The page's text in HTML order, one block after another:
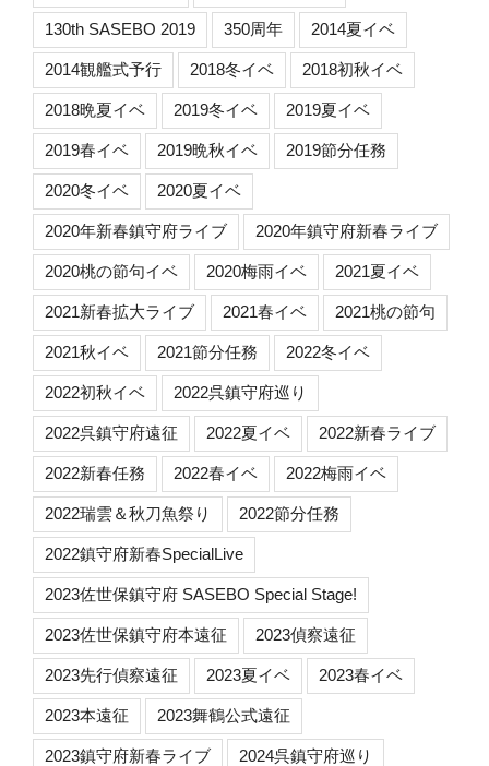
130th SASEBO 2019 350周年 2014夏イベ
2014観艦式予行 2018冬イベ 2018初秋イベ
2018晩夏イベ 2019冬イベ 2019夏イベ
2019春イベ 2019晩秋イベ 2019節分任務
2020冬イベ 2020夏イベ
2020年新春鎮守府ライブ 2020年鎮守府新春ライブ
2020桃の節句イベ 2020梅雨イベ 2021夏イベ
2021新春拡大ライブ 2021春イベ 2021桃の節句
2021秋イベ 2021節分任務 2022冬イベ
2022初秋イベ 2022呉鎮守府巡り
2022呉鎮守府遠征 2022夏イベ 2022新春ライブ
2022新春任務 2022春イベ 2022梅雨イベ
2022瑞雲＆秋刀魚祭り 2022節分任務
2022鎮守府新春SpecialLive
2023佐世保鎮守府 SASEBO Special Stage!
2023佐世保鎮守府本遠征 2023偵察遠征
2023先行偵察遠征 2023夏イベ 2023春イベ
2023本遠征 2023舞鶴公式遠征
2023鎮守府新春ライブ 2024呉鎮守府巡り